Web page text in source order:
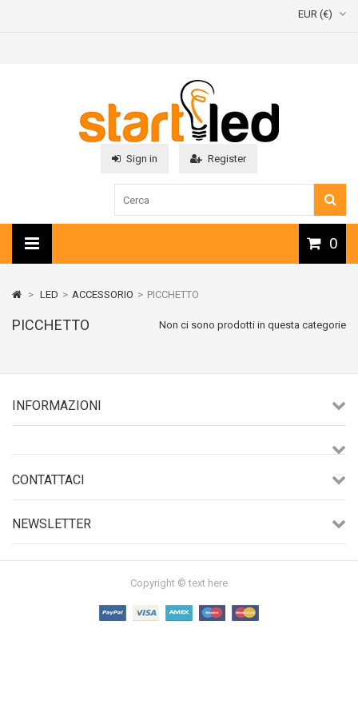
EUR (€)
Sign in Register
0
> LED > ACCESSORIO > PICCHETTO
PICCHETTO Non ci sono prodotti in questa categorie
INFORMAZIONI
CONTATTACI
NEWSLETTER
Copyright © text here